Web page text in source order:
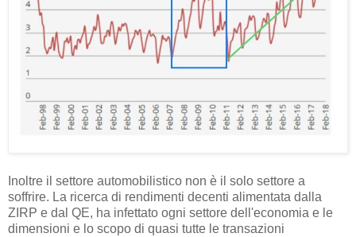
Inoltre il settore automobilistico non è il solo settore a
soffrire. La ricerca di rendimenti decenti alimentata dalla
ZIRP e dal QE, ha infettato ogni settore dell'economia e le
dimensioni e lo scopo di quasi tutte le transazioni